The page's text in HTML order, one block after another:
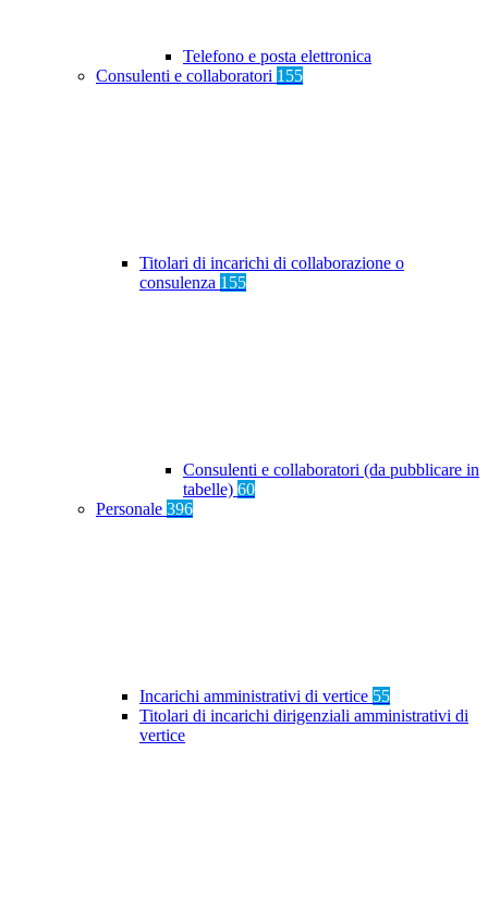
Telefono e posta elettronica
Consulenti e collaboratori 155
Titolari di incarichi di collaborazione o
consulenza 155
Consulenti e collaboratori (da pubblicare in
tabelle) 60
Personale 396
Incarichi amministrativi di vertice 55
Titolari di incarichi dirigenziali amministrativi di
vertice